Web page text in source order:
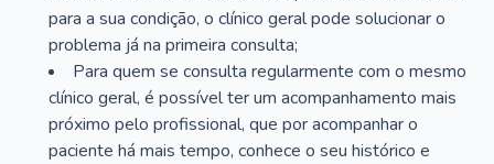
para a sua condição, o clínico geral pode solucionar o
problema já na primeira consulta;
Para quem se consulta regularmente com o mesmo
clínico geral, é possível ter um acompanhamento mais
próximo pelo profissional, que por acompanhar o
paciente há mais tempo, conhece o seu histórico e